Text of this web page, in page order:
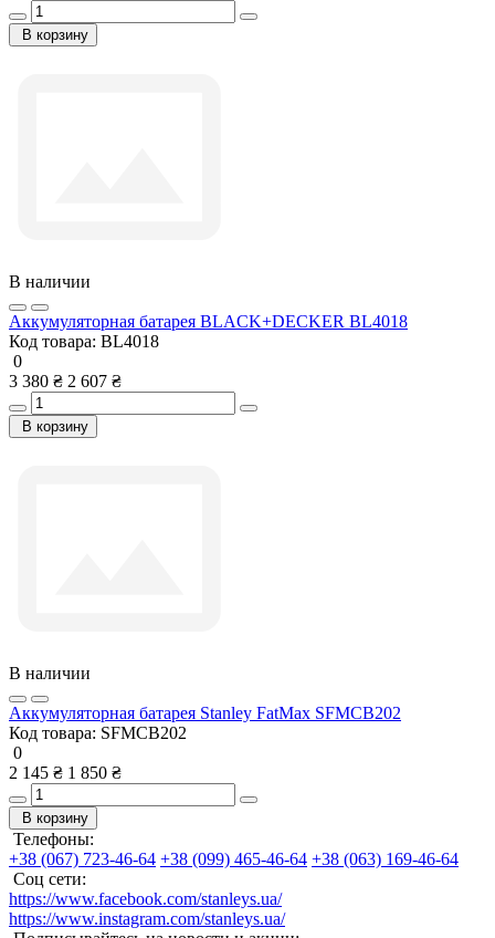
В корзину
В наличии
Аккумуляторная батарея BLACK+DECKER BL4018
Код товара: BL4018
0
3 380 ₴ 2 607 ₴
В корзину
В наличии
Аккумуляторная батарея Stanley FatMax SFMCB202
Код товара: SFMCB202
0
2 145 ₴ 1 850 ₴
В корзину
Телефоны:
+38 (067) 723-46-64 +38 (099) 465-46-64 +38 (063) 169-46-64
Соц сети:
https://www.facebook.com/stanleys.ua/
https://www.instagram.com/stanleys.ua/